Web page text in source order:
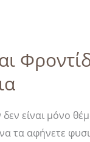
είναι μόνο
τα αφήνετε